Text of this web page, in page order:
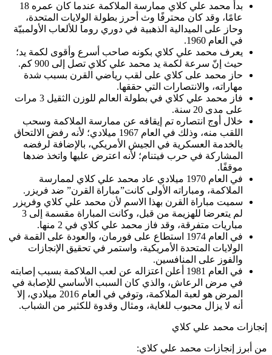
بدأ محمد علي كلاي ممارسة الملاكمة عندما كان عمره 18
عامًا، وقد كان محترفًا وث أحرز بطولة الولايات المتحدة،
وحاز على الميدالية الذهبية في دوري روما للألعاب الأولمبيّة
في العام 1960.
يعرف محمد علي كلاي بكونه صاحب أسرع وأقوى لكمة يد؛
حيث إنّ سرعة لكمة يد محمد علي كلاي تصل إلى 900 كم.
حاز محمد على كلاي على لقب رياضي القرن بسبب شدة
مهاراته، والانتصارات التي حققها.
فاز محمد علي كلاي في بطولة العالم للوزن الثقيل 3 مرات
على مدى 20 سنة.
خلال أوج انتصاره تم إيقافه عن ممارسة الملاكمة وسحب
اللقب منه، وذلك في العام 1967 ميلادي؛ لأنه رفض الالتحاق
بالخدمة العسكرية في الجيش الأمريكي، بالإضافة لرفضه
المشاركة في حرب فيتنام؛ لأنه اعترض عليها واتخذ ضدها
موقفًا.
في العام 1970 ميلادي عاد محمد علي كلاي لممارسة
الملاكمة، ومباراته الأولى كانت”مباراة القرن” ضد فريزر.
سميت مباراة القرن بهذا الاسم لأن محمد علي كلاي وفريزر
لم يتعرضا للهزيمة من قبل، وكانت المباراة مقسمة إلى 3
مباريات متفرقة، وقد فاز محمد علي كلاي في 2 منها.
في العام 1974 استطاع على فورمان، والعودة على القمة في
الولايات المتحدة الأمريكية، واستمر في تحقيق الإنجازات
والفوز على المنافسين.
في العام 1981 أعلن اعتزاله عن لعب الملاكمة بسبب إصابته
في مرض الرعاش، والذي كان السبب الأساسي للإصابة في
المرض هو لعبة الملاكمة، وتوفي في العام 2016 ميلادي، إلا
أنه لا يزال محبوب للغاية، ومثال وقدوة للكثير من الشباب.
إنجازات محمد علي كلاي
من أبرز إنجازات محمد علي كلاي: